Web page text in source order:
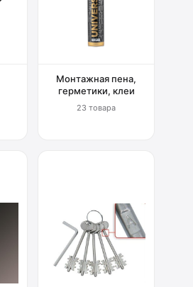
Монтажная пена,
герметики, клеи
23 товара